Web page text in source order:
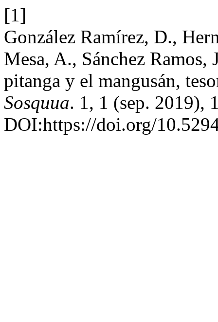
[1]
González Ramírez, D.,
Mesa, A., Sánchez
pitanga y el mangusán,
Sosquua. 1, 1 (sep. 2019),
DOI:https://doi.org/